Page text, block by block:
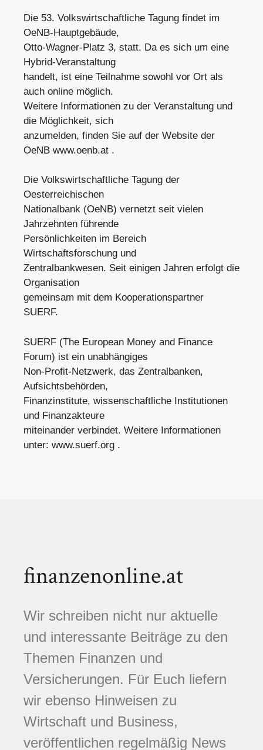
Die 53. Volkswirtschaftliche Tagung findet im
OeNB-Hauptgebäude,
Otto-Wagner-Platz 3, statt. Da es sich um eine
Hybrid-Veranstaltung
handelt, ist eine Teilnahme sowohl vor Ort als
auch online möglich.
Weitere Informationen zu der Veranstaltung und
die Möglichkeit, sich
anzumelden, finden Sie auf der Website der
OeNB www.oenb.at .
Die Volkswirtschaftliche Tagung der
Oesterreichischen
Nationalbank (OeNB) vernetzt seit vielen
Jahrzehnten führende
Persönlichkeiten im Bereich
Wirtschaftsforschung und
Zentralbankwesen. Seit einigen Jahren erfolgt die
Organisation
gemeinsam mit dem Kooperationspartner
SUERF.
SUERF (The European Money and Finance
Forum) ist ein unabhängiges
Non-Profit-Netzwerk, das Zentralbanken,
Aufsichtsbehörden,
Finanzinstitute, wissenschaftliche Institutionen
und Finanzakteure
miteinander verbindet. Weitere Informationen
unter: www.suerf.org .
finanzenonline.at
Wir schreiben nicht nur aktuelle
und interessante Beiträge zu den
Themen Finanzen und
Versicherungen. Für Euch liefern
wir ebenso Hinweisen zu
Wirtschaft und Business,
veröffentlichen regelmäßig News